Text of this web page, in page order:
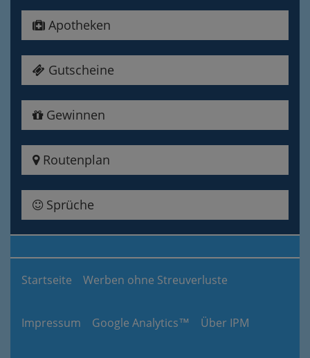
Apotheken
Gutscheine
Gewinnen
Routenplan
Sprüche
Startseite Werben ohne Streuverluste
Impressum Google Analytics™ Über IPM